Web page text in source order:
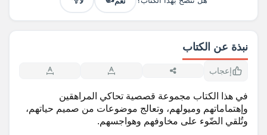
نبذة عن الكتاب
إعجاب
في هذا الكتاب مجموعة قصصية تحاكي المراهقين
وإهتماماتهم وميولهم، وتعالج موضوعات من صميم حياتهم،
وتُلقي الضّوء على مخاوفهم وهواجسهم.